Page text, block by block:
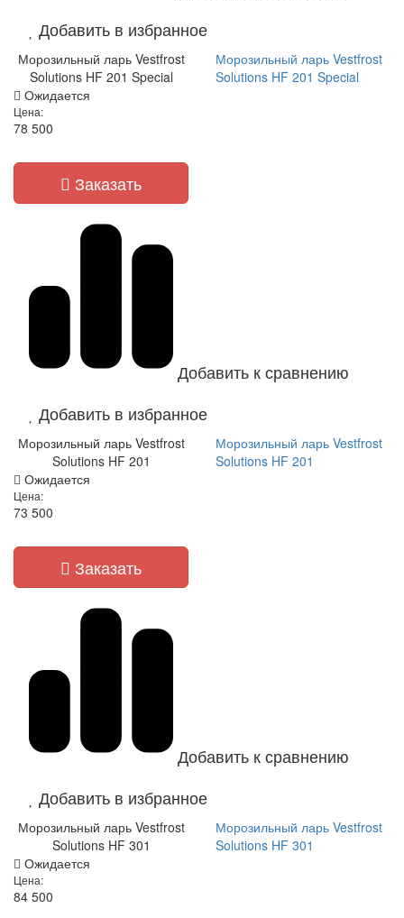
Добавить в избранное
Морозильный ларь Vestfrost
Solutions HF 201 Special
Морозильный ларь Vestfrost
Solutions HF 201 Special
Ожидается
Цена:
78 500
Заказать
Добавить к сравнению
Добавить в избранное
Морозильный ларь Vestfrost
Solutions HF 201
Морозильный ларь Vestfrost
Solutions HF 201
Ожидается
Цена:
73 500
Заказать
Добавить к сравнению
Добавить в избранное
Морозильный ларь Vestfrost
Solutions HF 301
Морозильный ларь Vestfrost
Solutions HF 301
Ожидается
Цена:
84 500